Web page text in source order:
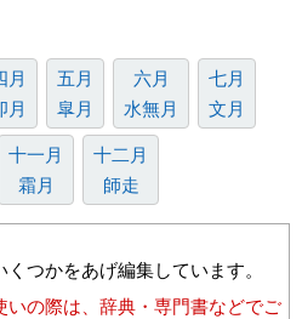
月
月
五月
皐月
六月
水無月
七月
文月
十一月
霜月
十二月
師走
つかをあげ編集しています。
いの際は、辞典・専門書などでご